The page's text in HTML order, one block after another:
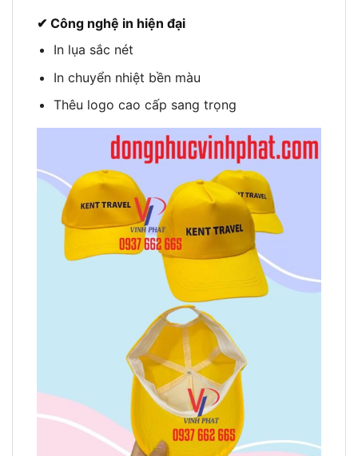
✔ Công nghệ in hiện đại
In lụa sắc nét
In chuyển nhiệt bền màu
Thêu logo cao cấp sang trọng